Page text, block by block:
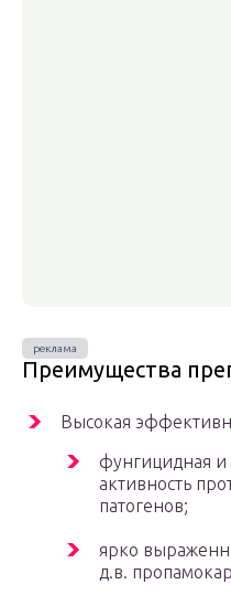
Преимущества
Высокая
фунгицидная и
активность
патогенов;
ярко
д.в.